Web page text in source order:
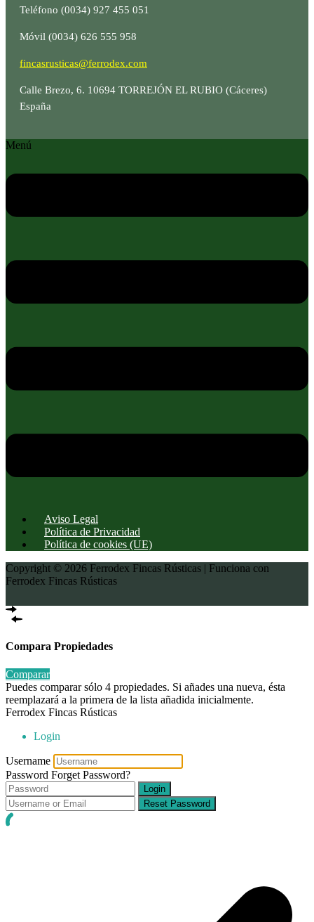
Teléfono (0034) 927 455 051
Móvil (0034) 626 555 958
fincasrusticas@ferrodex.com
Calle Brezo, 6. 10694 TORREJÓN EL RUBIO (Cáceres)
España
Menú
Aviso Legal
Política de Privacidad
Política de cookies (UE)
Copyright © 2026 Ferrodex Fincas Rústicas | Funciona con
Ferrodex Fincas Rústicas
Compara Propiedades
Comparar
Puedes comparar sólo 4 propiedades. Si añades una nueva, ésta
reemplazará a la primera de la lista añadida inicialmente.
Ferrodex Fincas Rústicas
Login
Username
Password Forget Password?
Login
Reset Password